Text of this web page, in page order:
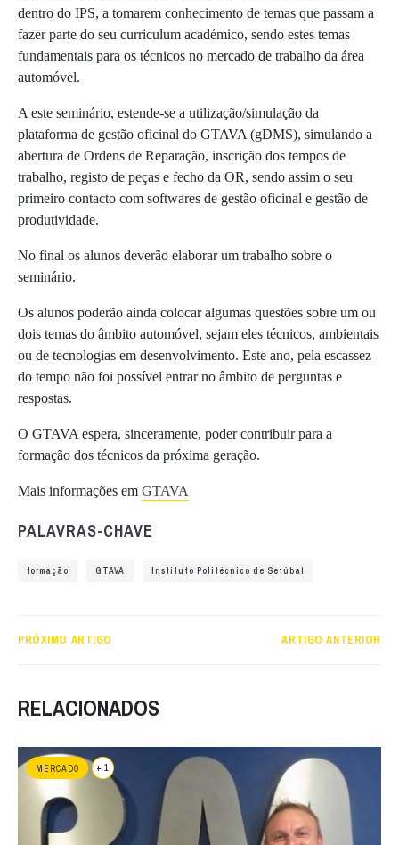
dentro do IPS, a tomarem conhecimento de temas que passam a
fazer parte do seu curriculum académico, sendo estes temas
fundamentais para os técnicos no mercado de trabalho da área
automóvel.
A este seminário, estende-se a utilização/simulação da
plataforma de gestão oficinal do GTAVA (gDMS), simulando a
abertura de Ordens de Reparação, inscrição dos tempos de
trabalho, registo de peças e fecho da OR, sendo assim o seu
primeiro contacto com softwares de gestão oficinal e gestão de
produtividade.
No final os alunos deverão elaborar um trabalho sobre o
seminário.
Os alunos poderão ainda colocar algumas questões sobre um ou
dois temas do âmbito automóvel, sejam eles técnicos, ambientais
ou de tecnologias em desenvolvimento. Este ano, pela escassez
do tempo não foi possível entrar no âmbito de perguntas e
respostas.
O GTAVA espera, sinceramente, poder contribuir para a
formação dos técnicos da próxima geração.
Mais informações em GTAVA
PALAVRAS-CHAVE
formação GTAVA Instituto Politécnico de Setúbal
PRÓXIMO ARTIGO ARTIGO ANTERIOR
RELACIONADOS
MERCADO + 1